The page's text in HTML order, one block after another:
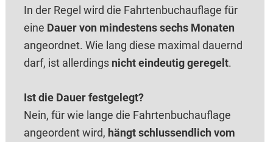
In der Regel wird die Fahrtenbuchauflage für
eine Dauer von mindestens sechs Monaten
angeordnet. Wie lang diese maximal dauernd
darf, ist allerdings nicht eindeutig geregelt.
Ist die Dauer festgelegt?
Nein, für wie lange die Fahrtenbuchauflage
angeordent wird, hängt schlussendlich vom